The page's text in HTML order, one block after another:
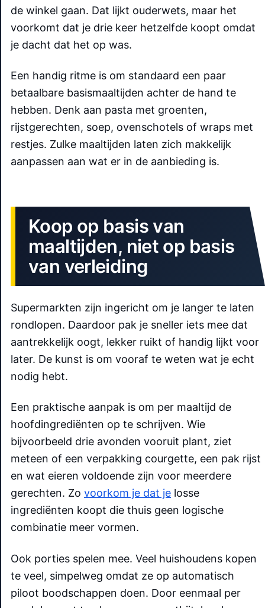
de winkel gaan. Dat lijkt ouderwets, maar het
voorkomt dat je drie keer hetzelfde koopt omdat
je dacht dat het op was.
Een handig ritme is om standaard een paar
betaalbare basismaaltijden achter de hand te
hebben. Denk aan pasta met groenten,
rijstgerechten, soep, ovenschotels of wraps met
restjes. Zulke maaltijden laten zich makkelijk
aanpassen aan wat er in de aanbieding is.
Koop op basis van
maaltijden, niet op basis
van verleiding
Supermarkten zijn ingericht om je langer te laten
rondlopen. Daardoor pak je sneller iets mee dat
aantrekkelijk oogt, lekker ruikt of handig lijkt voor
later. De kunst is om vooraf te weten wat je echt
nodig hebt.
Een praktische aanpak is om per maaltijd de
hoofdingrediënten op te schrijven. Wie
bijvoorbeeld drie avonden vooruit plant, ziet
meteen of een verpakking courgette, een pak rijst
en wat eieren voldoende zijn voor meerdere
gerechten. Zo voorkom je dat je losse
ingrediënten koopt die thuis geen logische
combinatie meer vormen.
Ook porties spelen mee. Veel huishoudens kopen
te veel, simpelweg omdat ze op automatisch
piloot boodschappen doen. Door eenmaal per